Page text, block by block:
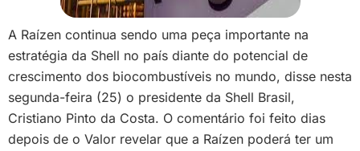
A Raízen continua sendo uma peça importante na
estratégia da Shell no país diante do potencial de
crescimento dos biocombustíveis no mundo, disse nesta
segunda-feira (25) o presidente da Shell Brasil,
Cristiano Pinto da Costa. O comentário foi feito dias
depois de o Valor revelar que a Raízen poderá ter um